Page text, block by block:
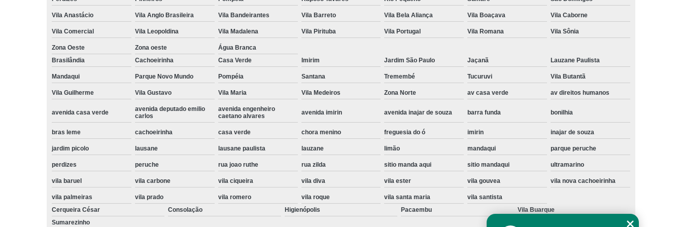
Instalação de Maquina de Lavar Roupa
Instalação de Maquina de Lavar Samsung
Instalação Eletrica Maquina de Lavar Roupa
Instalação Maquina de Lavar Roupa
Instalação para Maquina de Lavar Roupa
Instalar Maquina de Lavar Samsung
Instalar Maquina Lavar Roupa
Maquina de Lavar Roupa Instalação
Samsung Instalação Maquina de Lavar
Instalação de Lava e Seca
Instalação de Lava e Seca Samsung
Instalação de Maquina Lava e Seca
Instalação Lava e Seca
Instalação Lava e Seca Samsung
Instalação Lava Seca
Instalação Maquina Lava e Seca
Instalação Maquina Lava e Seca Samsung
Instalação Samsung Lava e Seca
Lava e Seca Instalação
Lava e Seca Samsung Instalação
Samsung Instalação Lava e Seca
Manutenção de Fogão
Manutenção de Fogão a Gas
Manutenção de Fogão Cooktop
Manutenção de Fogão Electrolux
Manutenção em Fogão
Vila Anastácio Vila Anglo Brasileira Vila Bandeirantes Vila Barreto Vila Bela Aliança Vila Boaçava Vila Caborne
Vila Comercial Vila Leopoldina Vila Madalena Vila Pirituba Vila Portugal Vila Romana Vila Sônia
Zona Oeste Zona oeste
Água Branca
Brasilândia
Cachoeirinha Casa Verde Imirim Jardim São Paulo Jaçanã Lauzane Paulista
Mandaqui Parque Novo Mundo Pompéia Santana Tremembé Tucuruvi Vila Butantã
Vila Guilherme Vila Gustavo Vila Maria Vila Medeiros Zona Norte av casa verde av direitos humanos
avenida casa verde
avenida deputado emilio
carlos
avenida engenheiro
caetano alvares
avenida imirin avenida inajar de souza barra funda bonilhia
bras leme cachoeirinha casa verde chora menino freguesia do ó imirin inajar de souza
jardim picolo lausane lausane paulista lauzane limão mandaqui parque peruche
perdizes peruche rua joao ruthe rua zilda sitio manda aqui sitio mandaqui ultramarino
vila baruel vila carbone vila ciqueira vila diva vila ester vila gouvea vila nova cachoeirinha
vila palmeiras vila prado vila romero vila roque vila santa maria
vila santista
Cerqueira César
Consolação Higienópolis Pacaembu
Vila Buarque
Sumarezinho